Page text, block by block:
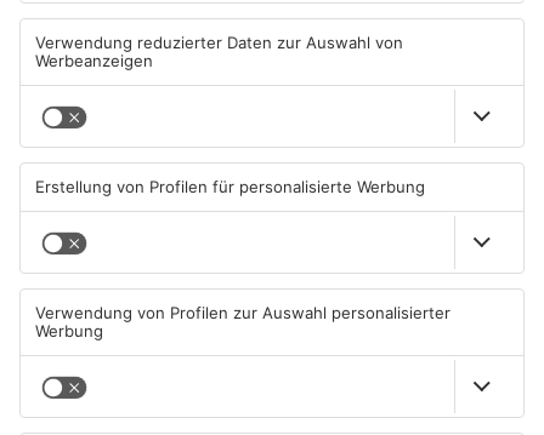
Einbruch ins Seligenstädter
Jugendzentrum scheitert
06.08.2026, 13:56 UHR IN KREIS
OFFENBACH
Trinkwasserbrunnen in
belastet
06.08.2026, 06:45 UHR IN KREIS
OFFENBACH